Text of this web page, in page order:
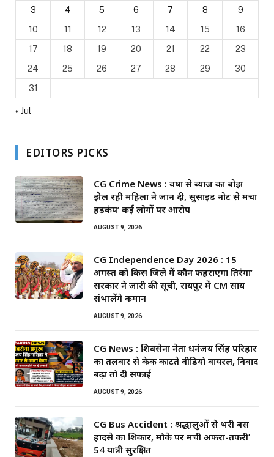
3
4 5 6 7 8
9
10
11 12 13 14 15
16
17
18 19 20 21 22
23
24
25 26 27 28 29
30
31
« Jul
EDITORS PICKS
CG Crime News : वर्षों से ब्याज का बोझ
झेल रही महिला ने जान दी, सुसाइड नोट से मचा
हड़कंप’ कई लोगों पर आरोप
AUGUST 9, 2026
CG Independence Day 2026 : 15
अगस्त को किस जिले में कौन फहराएगा तिरंगा’
सरकार ने जारी की सूची, रायपुर में CM साय
संभालेंगे कमान
AUGUST 9, 2026
CG News : शिवसेना नेता धनंजय सिंह परिहार
का तलवार से केक काटते वीडियो वायरल, विवाद
बढ़ा तो दी सफाई
AUGUST 9, 2026
CG Bus Accident : श्रद्धालुओं से भरी बस
हादसे का शिकार, मौके पर मची अफरा-तफरी’
54 यात्री सुरक्षित